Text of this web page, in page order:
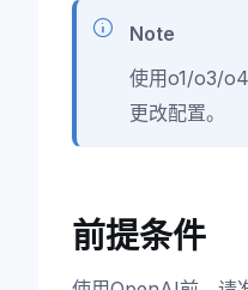
Note
使用o1/o3/
更改配置。
前提条件